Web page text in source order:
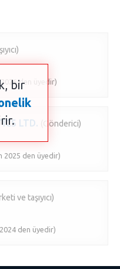
2026 den üyedir)
LTD.
(Gönderici)
2025 den üyedir)
ve taşıyıcı)
den üyedir)
bir